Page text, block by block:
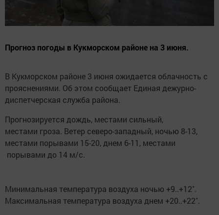
Прогноз погоды в Кукморском районе на 3 июня.
В Кукморском районе 3 июня ожидается облачность с
прояснениями. Об этом сообщает Единая дежурно-
диспетчерская служба района.
Прогнозируется дождь, местами сильный,
местами гроза. Ветер северо-западный, ночью 8-13,
местами порывами 15-20, днем 6-11, местами
порывами до 14 м/с.
Минимальная температура воздуха ночью +9..+12˚.
Максимальная температура воздуха днем +20..+22˚.